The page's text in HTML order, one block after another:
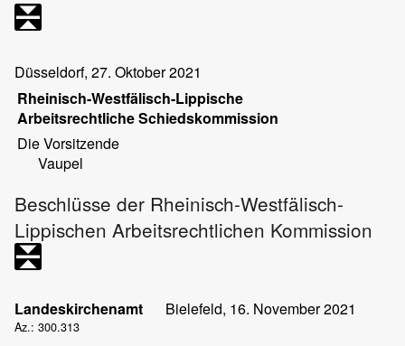
Düsseldorf, 27. Oktober 2021
Rheinisch-Westfälisch-Lippische
Arbeitsrechtliche Schiedskommission
Die Vorsitzende
Vaupel
Beschlüsse der Rheinisch-Westfälisch-
Lippischen Arbeitsrechtlichen Kommission
Landeskirchenamt Bielefeld, 16. November 2021
Az.: 300.313